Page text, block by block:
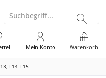
Suchbegriff...
Warenkorb
Mein Konto
L14, L15